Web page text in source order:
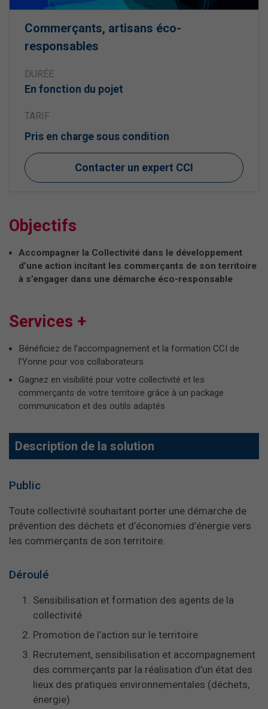
Commerçants, artisans éco-
responsables
DURÉE
En fonction du pojet
TARIF
Pris en charge sous condition
Contacter un expert CCI
Objectifs
Accompagner la Collectivité dans le développement
d’une action incitant les commerçants de son territoire
à s’engager dans une démarche éco-responsable
Services +
Bénéficiez de l’accompagnement et la formation CCI de
l’Yonne pour vos collaborateurs
Gagnez en visibilité pour votre collectivité et les
commerçants de votre territoire grâce à un package
communication et des outils adaptés
Description de la solution
Public
Toute collectivité souhaitant porter une démarche de
prévention des déchets et d’économies d’énergie vers
les commerçants de son territoire.
Déroulé
Sensibilisation et formation des agents de la
collectivité
Promotion de l’action sur le territoire
Recrutement, sensibilisation et accompagnement
des commerçants par la réalisation d’un état des
lieux des pratiques environnementales (déchets,
énergie)